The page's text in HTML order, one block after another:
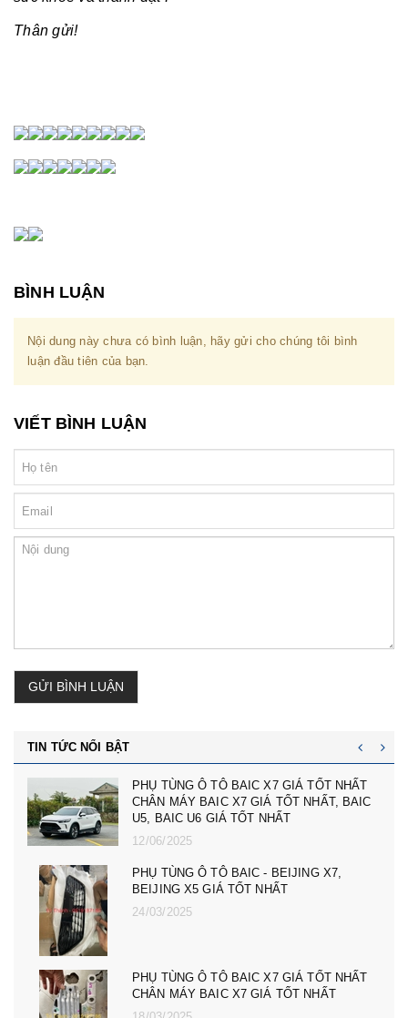
Thân gửi!
BÌNH LUẬN
Nội dung này chưa có bình luận, hãy gửi cho chúng tôi bình
luận đầu tiên của bạn.
VIẾT BÌNH LUẬN
GỬI BÌNH LUẬN
TIN TỨC NỔI BẬT
cản trước badoxoc trước mg zs mã cản
trước 10745966 - phụ tùng ô tô mg zs giá tốt
nhất
23/02/2025
PHỤ TÙNG Ô TÔ MG ZS, MG 5, MG RX5,
MG HS GIÁ TỐT NHẤT - CÀNG A, ROTUY
LÁI NGOÀI MG RX5, ZS, MG MG 5
PHỤ TÙNG Ô TÔ MG ZS, MG 5, MG RX5,
MG HS GIÁ TỐT NHẤT - ĐÈN PHA MG RX5,
ZS, MG MG 5